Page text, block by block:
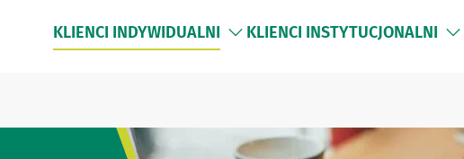
KLIENCI INDYWIDUALNI KLIENCI INSTYTUCJONALNI